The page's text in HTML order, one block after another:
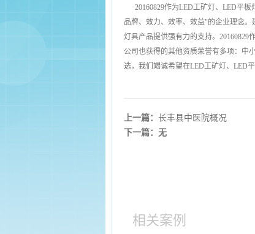
20160829作为LED工矿灯、LED平
品牌、效力、效率、效益"的企业理念
灯具产品提供强有力的支持。20160829
公司也获得的其他资质荣誉有多项：中
选，我们竭诚希望在LED工矿灯、LED
上一篇： 长丰县中医院概况
下一篇：无
相关案例